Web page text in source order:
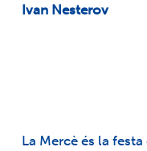
Ivan Nesterov
La Mercè és la